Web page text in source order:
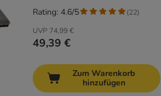
UVP 74,99 €
49,39 €
Rating: 4.6/5 (22)
Zum Warenkorb
hinzufügen